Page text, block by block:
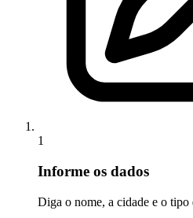
1
Informe os dados
Diga o nome, a cidade e o tipo